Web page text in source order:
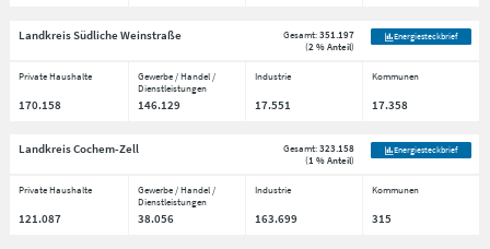
Landkreis Südliche Weinstraße Gesamt:351.197
(2 % Anteil)
Energiesteckbrief
Private Haushalte
Gewerbe / Handel /
Dienstleistungen
Industrie Kommunen
170.158 146.129 17.551 17.358
Landkreis Cochem-Zell Gesamt:323.158
(1 % Anteil)
Energiesteckbrief
Private Haushalte
Gewerbe / Handel /
Dienstleistungen
Industrie Kommunen
121.087 38.056 163.699 315